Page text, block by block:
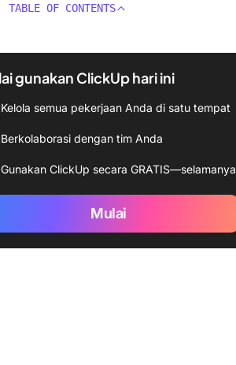
TABLE OF CONTENTS
gunakan ClickUp hari ini
Kelola semua pekerjaan Anda di satu tempat
Berkolaborasi dengan tim Anda
Gunakan ClickUp secara GRATIS—selamanya
Mulai